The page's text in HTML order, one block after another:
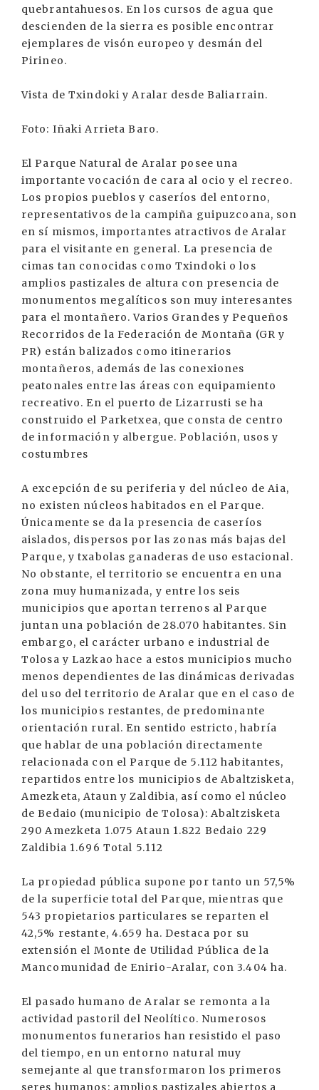
quebrantahuesos. En los cursos de agua que
descienden de la sierra es posible encontrar
ejemplares de visón europeo y desmán del
Pirineo.
Vista de Txindoki y Aralar desde Baliarrain.
Foto: Iñaki Arrieta Baro.
El Parque Natural de Aralar posee una
importante vocación de cara al ocio y el recreo.
Los propios pueblos y caseríos del entorno,
representativos de la campiña guipuzcoana, son
en sí mismos, importantes atractivos de Aralar
para el visitante en general. La presencia de
cimas tan conocidas como Txindoki o los
amplios pastizales de altura con presencia de
monumentos megalíticos son muy interesantes
para el montañero. Varios Grandes y Pequeños
Recorridos de la Federación de Montaña (GR y
PR) están balizados como itinerarios
montañeros, además de las conexiones
peatonales entre las áreas con equipamiento
recreativo. En el puerto de Lizarrusti se ha
construido el Parketxea, que consta de centro
de información y albergue. Población, usos y
costumbres
A excepción de su periferia y del núcleo de Aia,
no existen núcleos habitados en el Parque.
Únicamente se da la presencia de caseríos
aislados, dispersos por las zonas más bajas del
Parque, y txabolas ganaderas de uso estacional.
No obstante, el territorio se encuentra en una
zona muy humanizada, y entre los seis
municipios que aportan terrenos al Parque
juntan una población de 28.070 habitantes. Sin
embargo, el carácter urbano e industrial de
Tolosa y Lazkao hace a estos municipios mucho
menos dependientes de las dinámicas derivadas
del uso del territorio de Aralar que en el caso de
los municipios restantes, de predominante
orientación rural. En sentido estricto, habría
que hablar de una población directamente
relacionada con el Parque de 5.112 habitantes,
repartidos entre los municipios de Abaltzisketa,
Amezketa, Ataun y Zaldibia, así como el núcleo
de Bedaio (municipio de Tolosa): Abaltzisketa
290 Amezketa 1.075 Ataun 1.822 Bedaio 229
Zaldibia 1.696 Total 5.112
La propiedad pública supone por tanto un 57,5%
de la superficie total del Parque, mientras que
543 propietarios particulares se reparten el
42,5% restante, 4.659 ha. Destaca por su
extensión el Monte de Utilidad Pública de la
Mancomunidad de Enirio-Aralar, con 3.404 ha.
El pasado humano de Aralar se remonta a la
actividad pastoril del Neolítico. Numerosos
monumentos funerarios han resistido el paso
del tiempo, en un entorno natural muy
semejante al que transformaron los primeros
seres humanos: amplios pastizales abiertos a